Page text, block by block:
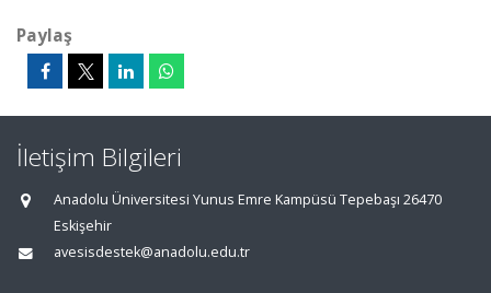
Paylaş
İletişim Bilgileri
Anadolu Üniversitesi Yunus Emre Kampüsü Tepebaşı 26470
Eskişehir
avesisdestek@anadolu.edu.tr